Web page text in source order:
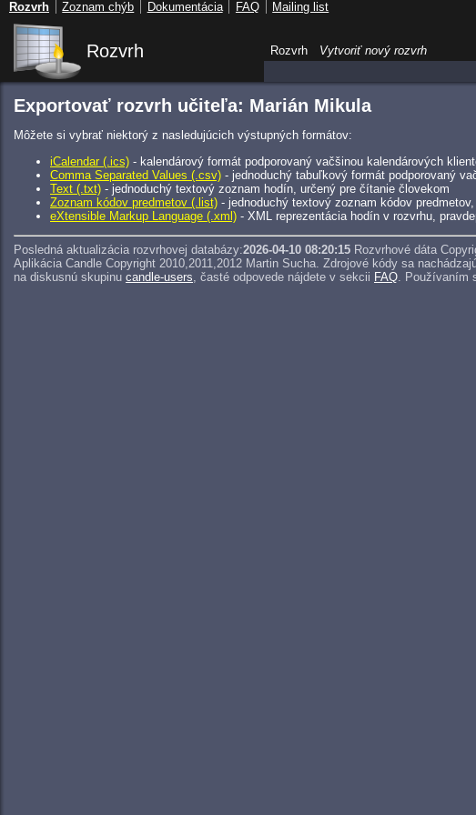
Rozvrh
Exportovať rozvrh učiteľa: Marián Mikula
Môžete si vybrať niektorý z nasledujúcich výstupných formátov:
iCalendar (.ics) - kalendárový formát podporovaný vačšinou kalendárových
Comma Separated Values (.csv) - jednoduchý tabuľkový formát podporovaný
Text (.txt) - jednoduchý textový zoznam hodín, určený pre čítanie človekom
Zoznam kódov predmetov (.list) - jednoduchý textový zoznam kódov
eXtensible Markup Language (.xml) - XML reprezentácia hodín v rozvrhu,
Posledná aktualizácia rozvrhovej databázy:2026-04-10 08:20:15 Rozvrhové dáta
Aplikácia Candle Copyright 2010,2011,2012 Martin Sucha. Zdrojové kódy sa
na diskusnú skupinu candle-users , časté odpovede nájdete v sekcii FAQ . Používaním
Rozvrh
Vytvoriť nový rozvrh
Rozvrh Zoznam chýb Dokumentácia FAQ Mailing list